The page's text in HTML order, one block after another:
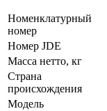
Номенклатурный
номер
Номер JDE
Масса нетто, кг
Страна
происхождения
Модель